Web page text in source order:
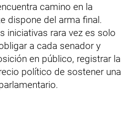
camino en la
dispone del arma final.
iniciativas rara vez es solo
a cada senador y
en público, registrar la
político de sostener una